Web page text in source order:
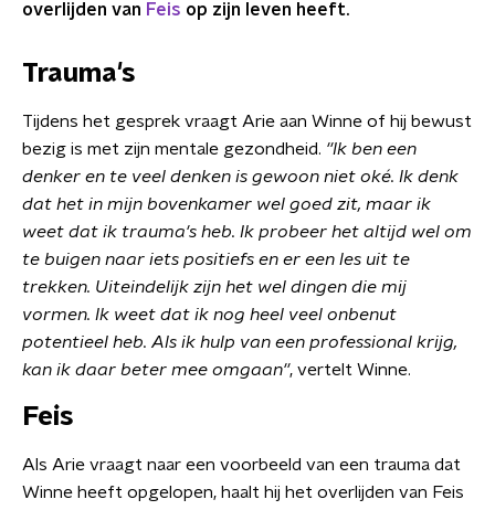
overlijden van Feis op zijn leven heeft.
Trauma's
Tijdens het gesprek vraagt Arie aan Winne of hij bewust
bezig is met zijn mentale gezondheid. ''Ik ben een
denker en te veel denken is gewoon niet oké. Ik denk
dat het in mijn bovenkamer wel goed zit, maar ik
weet dat ik trauma's heb. Ik probeer het altijd wel om
te buigen naar iets positiefs en er een les uit te
trekken. Uiteindelijk zijn het wel dingen die mij
vormen. Ik weet dat ik nog heel veel onbenut
potentieel heb. Als ik hulp van een professional krijg,
kan ik daar beter mee omgaan'', vertelt Winne.
Feis
Als Arie vraagt naar een voorbeeld van een trauma dat
Winne heeft opgelopen, haalt hij het overlijden van Feis